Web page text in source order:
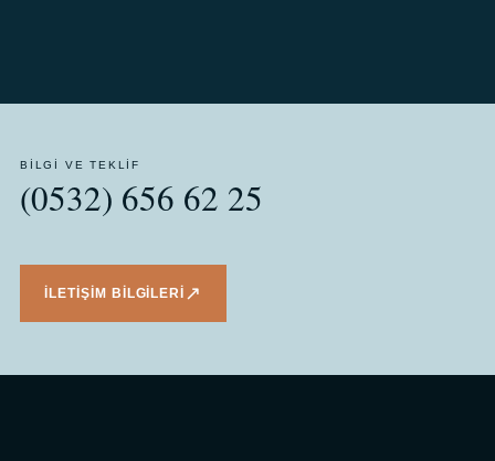
BILGI VE TEKLIF
(0532) 656 62 25
İLETIŞIM BILGILERI ↗